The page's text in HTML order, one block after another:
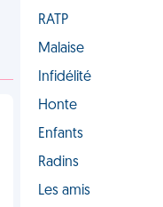
RATP
Malaise
Infidélité
Honte
Enfants
Radins
Les amis